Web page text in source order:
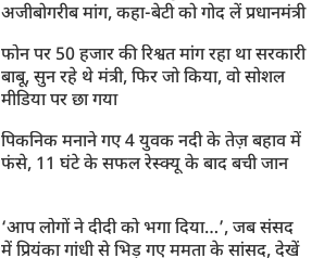
अजीबोगरीब मांग, कहा-बेटी को गोद लें प्रधानमंत्री
फोन पर 50 हजार की रिश्वत मांग रहा था सरकारी
बाबू, सुन रहे थे मंत्री, फिर जो किया, वो सोशल
मीडिया पर छा गया
पिकनिक मनाने गए 4 युवक नदी के तेज़ बहाव में
फंसे, 11 घंटे के सफल रेस्क्यू के बाद बची जान
‘आप लोगों ने दीदी को भगा दिया…’, जब संसद
में प्रियंका गांधी से भिड़ गए ममता के सांसद, देखें